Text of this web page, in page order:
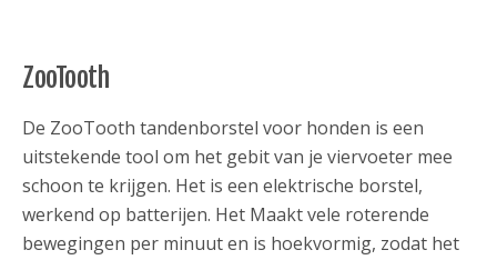
ZooTooth
De ZooTooth tandenborstel voor honden is een
uitstekende tool om het gebit van je viervoeter mee
schoon te krijgen. Het is een elektrische borstel,
werkend op batterijen. Het Maakt vele roterende
bewegingen per minuut en is hoekvormig, zodat het